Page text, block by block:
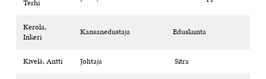
Terhi
Kerola,
Inkeri
Kansanedustaja Eduskunta
Kivelä, Antti Johtaja Sitra